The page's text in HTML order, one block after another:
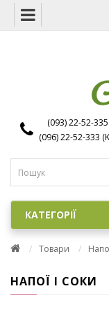
(093) 22-52-
(096) 22-52-333
КАТЕГОРІЇ
Товари
НАПОЇ І СОКИ